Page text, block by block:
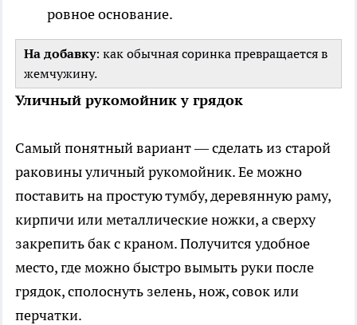
ровное основание.
На добавку: как обычная соринка превращается в
жемчужину.
Уличный рукомойник у грядок
Самый понятный вариант — сделать из старой
раковины уличный рукомойник. Ее можно
поставить на простую тумбу, деревянную раму,
кирпичи или металлические ножки, а сверху
закрепить бак с краном. Получится удобное
место, где можно быстро вымыть руки после
грядок, сполоснуть зелень, нож, совок или
перчатки.